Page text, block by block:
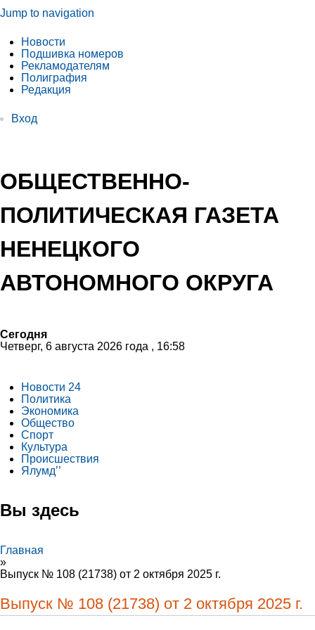
Jump to navigation
Новости
Подшивка номеров
Рекламодателям
Полиграфия
Редакция
Вход
ОБЩЕСТВЕННО-
ПОЛИТИЧЕСКАЯ ГАЗЕТА
НЕНЕЦКОГО
АВТОНОМНОГО ОКРУГА
Сегодня
Четверг, 6 августа 2026 года , 16:58
Новости 24
Политика
Экономика
Общество
Спорт
Культура
Происшествия
Ялумд’’
Вы здесь
Главная
»
Выпуск № 108 (21738) от 2 октября 2025 г.
Выпуск № 108 (21738) от 2 октября 2025 г.